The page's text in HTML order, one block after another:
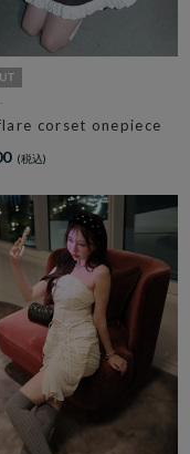
corset onepiece